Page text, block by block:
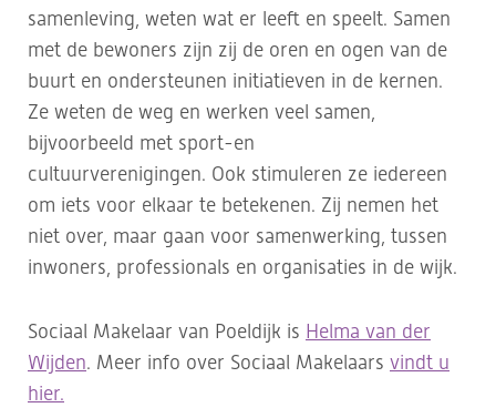
samenleving, weten wat er leeft en speelt. Samen
met de bewoners zijn zij de oren en ogen van de
buurt en ondersteunen initiatieven in de kernen.
Ze weten de weg en werken veel samen,
bijvoorbeeld met sport-en
cultuurverenigingen. Ook stimuleren ze iedereen
om iets voor elkaar te betekenen. Zij nemen het
niet over, maar gaan voor samenwerking, tussen
inwoners, professionals en organisaties in de wijk.
Sociaal Makelaar van Poeldijk is Helma van der
Wijden. Meer info over Sociaal Makelaars vindt u
hier.